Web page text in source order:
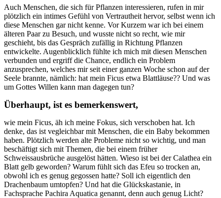
Auch Menschen, die sich für Pflanzen interessieren, rufen in mir
plötzlich ein intimes Gefühl von Vertrautheit hervor, selbst wenn ich
diese Menschen gar nicht kenne. Vor Kurzem war ich bei einem
älteren Paar zu Besuch, und wusste nicht so recht, wie mir
geschieht, bis das Gespräch zufällig in Richtung Pflanzen
entwickelte. Augenblicklich fühlte ich mich mit diesen Menschen
verbunden und ergriff die Chance, endlich ein Problem
anzusprechen, welches mir seit einer ganzen Woche schon auf der
Seele brannte, nämlich: hat mein Ficus etwa Blattläuse?? Und was
um Gottes Willen kann man dagegen tun?
Überhaupt, ist es bemerkenswert,
wie mein Ficus, äh ich meine Fokus, sich verschoben hat. Ich
denke, das ist vegleichbar mit Menschen, die ein Baby bekommen
haben. Plötzlich werden alte Probleme nicht so wichtig, und man
beschäftigt sich mit Themen, die bei einem früher
Schweissausbrüche ausgelöst hätten. Wieso ist bei der Calathea ein
Blatt gelb geworden? Warum fühlt sich das Efeu so trocken an,
obwohl ich es genug gegossen hatte? Soll ich eigentlich den
Drachenbaum umtopfen? Und hat die Glückskastanie, in
Fachsprache Pachira Aquatica genannt, denn auch genug Licht?